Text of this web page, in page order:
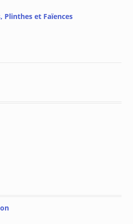
Plinthes et Faïences